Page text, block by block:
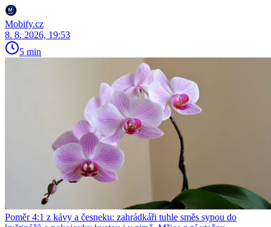
Mobify.cz
8. 8. 2026, 19:53
5 min
Poměr 4:1 z kávy a česneku: zahrádkáři tuhle směs sypou do